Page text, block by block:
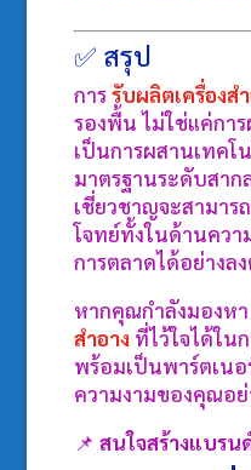
✅ สรุป
การรับผลิตเครื่องส
รองพื้น ไม่ใช่แค่กา
เป็นการผสานเทคโ
มาตรฐานระดับสา
เชี่ยวชาญจะสามา
โจทย์ทั้งในด้านคว
การตลาดได้อย่างล
หากคุณกำลังมองห
สำอางที่ไว้ใจได้ใน
พร้อมเป็นพาร์ตเนอ
ความงามของคุณอ
📌 สนใจสร้างแบรน